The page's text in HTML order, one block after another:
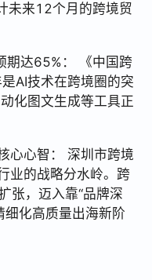
未来12个月的跨境贸
期达65%： 《中国跨
AI技术在跨境圈的突
化图文生成等工具正
心心智： 深圳市跨境
业的战略分水岭。跨
张，迈入靠“品牌深
细化高质量出海新阶